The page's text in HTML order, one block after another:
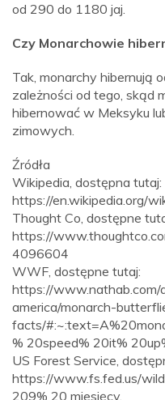
od 290 do 1180 jaj.
Czy Monarchowie
Tak, monarchy hibernują
zależności od tego, skąd
hibernować w Meksyku
zimowych.
Źródła
Wikipedia, dostępna tutaj:
https://en.wikipedia.org/
Thought Co, dostępne
https://
4096604
WWF, dostępne tutaj:
https://www.nathab.com/
america/monarch-
facts/
% 20speed% 20it%
US Forest Service,
https://www.fs.fed.us/
209% 20 miesięcy.